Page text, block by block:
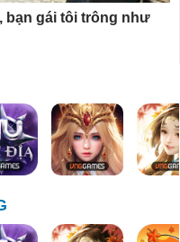
bạn gái tôi trông như